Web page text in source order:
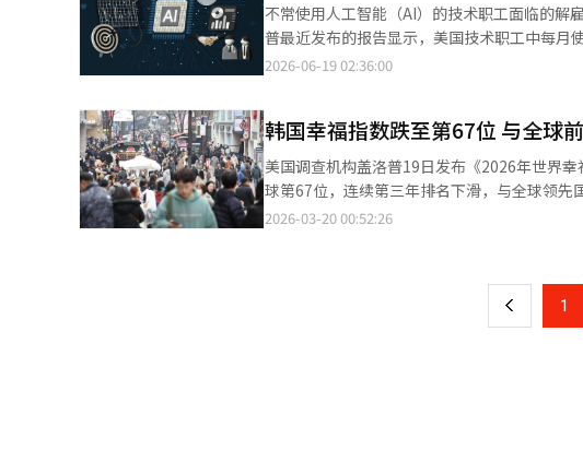
不常使用人工智能（AI）的技术职工面临的解雇风险是定期使用者的三倍
普最近发布的报告显示，美国技术职工中每月使用AI一
工，解雇概率则高达18%，是定期使用者的三倍。 此次调查于今年2月对超过23000名美国职工进行，调查对
使用相关工具的员工在劳动市场上可能会变得更加脆弱。” 企业在招聘过程中也将求职者
洛普的报告分析称，“在裁员时，员工将AI能力应
AI视为解雇的原因并不容易。失业者中，直接
成本削减和经济形势等。 盖洛普职场管理与幸福部门首席科学家吉姆·哈特表示，“AI使用频率与实际生产力提升的
关系更为重要。”※ 本报道经人工智能（AI）
2026-06-19 02:36:00
韩国幸福指数跌至第67位 与全球
美国调查机构盖洛普19日发布《2026年世界
球第67位，连续第三年排名下滑，与全球领先国家差距进一步拉大。 该报告由
联合国可持续发展解决方案网络共同发布，基
（GDP）、健康预期寿命，以及社会支持和个人选择自由等方面得分较
表现相对不足。例如，在慈善捐赠等体现社
2026-03-20 00:52:26
上 1